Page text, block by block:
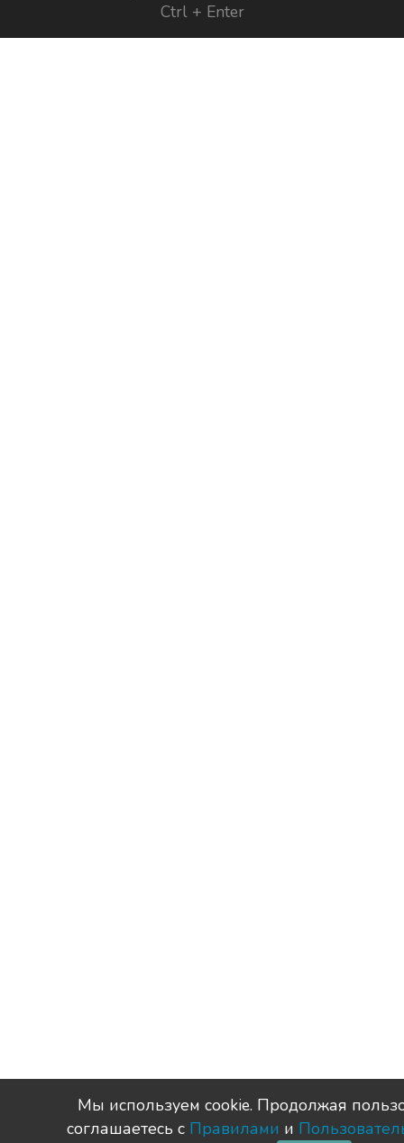
Ctrl + Enter
Мы используем сookie. Продолжая
соглашаетесь с Правилами и